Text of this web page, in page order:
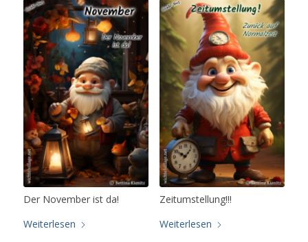
Der November ist da!
Weiterlesen
Zeitumstellung!!!
Weiterlesen